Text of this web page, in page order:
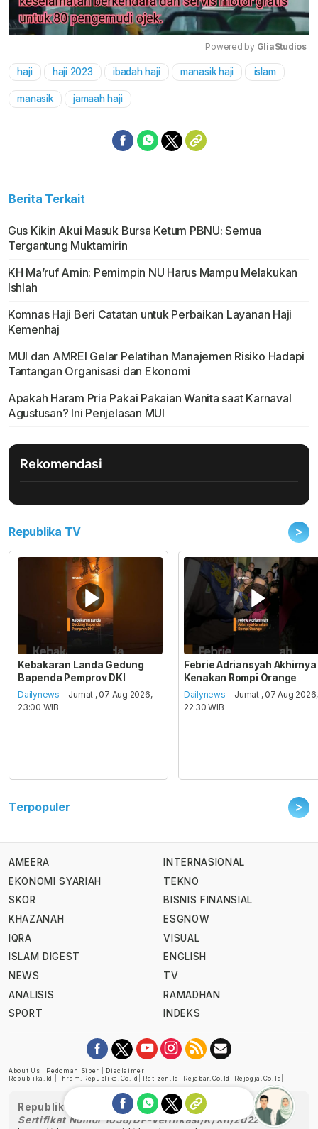
Mute
Powered by GliaStudios
haji haji 2023 ibadah haji manasik haji islam
manasik jamaah haji
Berita Terkait
Gus Kikin Akui Masuk Bursa Ketum PBNU: Semua
Tergantung Muktamirin
KH Ma’ruf Amin: Pemimpin NU Harus Mampu Melakukan
Ishlah
Komnas Haji Beri Catatan untuk Perbaikan Layanan Haji
Kemenhaj
MUI dan AMREI Gelar Pelatihan Manajemen Risiko Hadapi
Tantangan Organisasi dan Ekonomi
Apakah Haram Pria Pakai Pakaian Wanita saat Karnaval
Agustusan? Ini Penjelasan MUI
Rekomendasi
Republika TV >
Kebakaran Landa Gedung
Bapenda Pemprov DKI
Dailynews - Jumat , 07 Aug 2026,
23:00 WIB
Febrie Adriansyah Akhirnya
Kenakan Rompi Orange
Dailynews - Jumat , 07 Aug 2026,
22:30 WIB
Terpopuler >
AMEERA
EKONOMI SYARIAH
SKOR
KHAZANAH
IQRA
ISLAM DIGEST
NEWS
ANALISIS
SPORT
INTERNASIONAL
TEKNO
BISNIS FINANSIAL
ESGNOW
VISUAL
ENGLISH
TV
RAMADHAN
INDEKS
About Us Pedoman Siber
Disclaimer
Republika.id
Ihram.republika.co.id Retizen.id Rejabar.co.id Rejogja.co.id
Republika telah diverifikasi oleh Dewan Pers
Sertifikat Nomor 1058/DP-Verifikasi/K/XII/2022